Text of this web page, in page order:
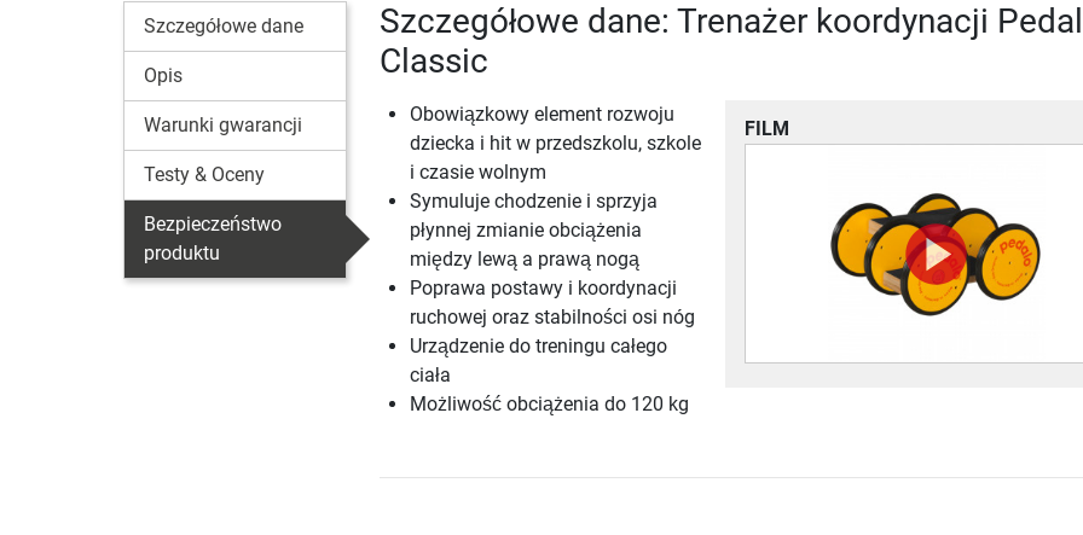
Szczegółowe dane
Opis
Warunki gwarancji
Testy & Oceny
Bezpieczeństwo
produktu
Szczegółowe dane: Trenażer koordynacji
Classic
FILM
Obowiązkowy element rozwoju
dziecka i hit w przedszkolu, szkole
i czasie wolnym
Symuluje chodzenie i sprzyja
płynnej zmianie obciążenia
między lewą a prawą nogą
Poprawa postawy i koordynacji
ruchowej oraz stabilności osi nóg
Urządzenie do treningu całego
ciała
Możliwość obciążenia do 120 kg